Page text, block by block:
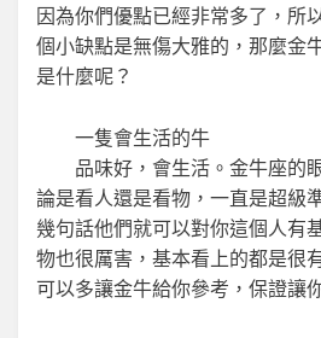
因為你們優點已經非常多了，所
個小缺點是無傷大雅的，那麼金
是什麼呢？
一隻會生活的牛
品味好，會生活。金牛座的
論是看人還是看物，一直是超級
幾句話他們就可以對你這個人有
物也很厲害，基本看上的都是很
可以多讓金牛給你參考，保證讓